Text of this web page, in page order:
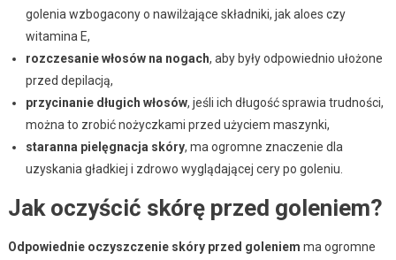
golenia wzbogacony o nawilżające składniki, jak aloes czy
witamina E,
rozczesanie włosów na nogach, aby były odpowiednio ułożone
przed depilacją,
przycinanie długich włosów, jeśli ich długość sprawia trudności,
można to zrobić nożyczkami przed użyciem maszynki,
staranna pielęgnacja skóry, ma ogromne znaczenie dla
uzyskania gładkiej i zdrowo wyglądającej cery po goleniu.
Jak oczyścić skórę przed goleniem?
Odpowiednie oczyszczenie skóry przed goleniem ma ogromne